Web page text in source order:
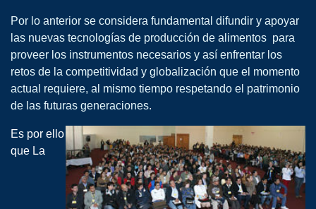
Por lo anterior se considera fundamental difundir y apoyar
las nuevas tecnologías de producción de alimentos para
proveer los instrumentos necesarios y así enfrentar los
retos de la competitividad y globalización que el momento
actual requiere, al mismo tiempo respetando el patrimonio
de las futuras generaciones.
Es por ello
que La